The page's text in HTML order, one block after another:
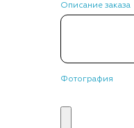
Описание заказа
Фотография